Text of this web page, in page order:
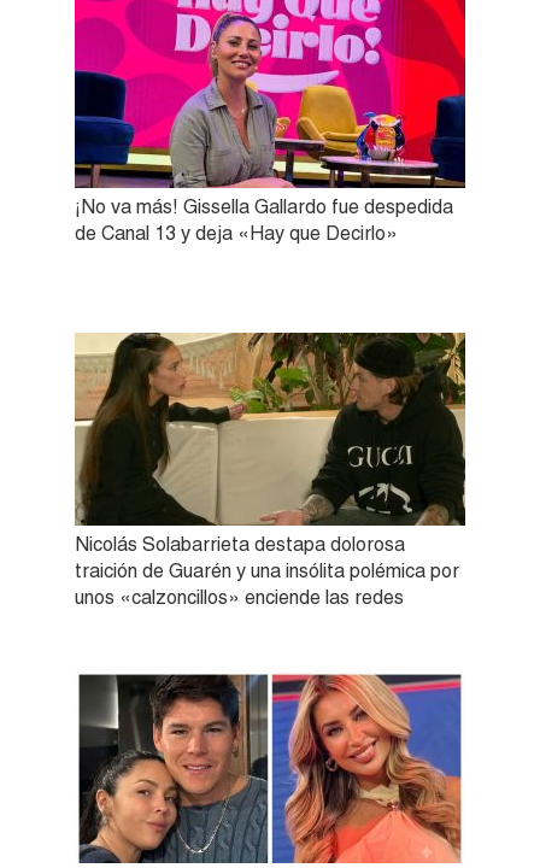
¡No va más! Gissella Gallardo fue despedida
de Canal 13 y deja «Hay que Decirlo»
Nicolás Solabarrieta destapa dolorosa
traición de Guarén y una insólita polémica por
unos «calzoncillos» enciende las redes